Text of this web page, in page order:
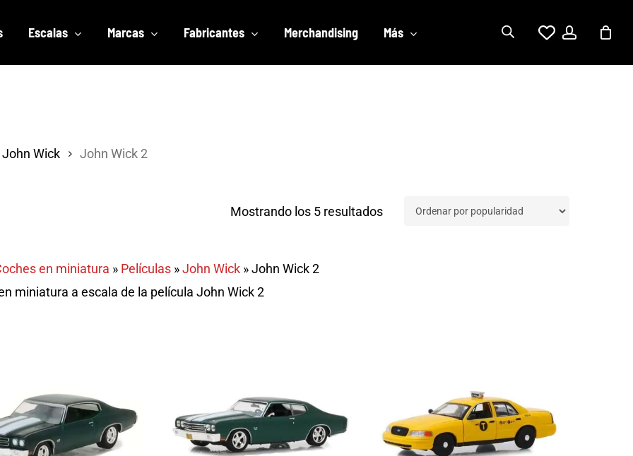
Escalas Marcas Fabricantes Merchandising Más account
John Wick John Wick 2
Mostrando los 5 resultadosOrdenado
en miniatura » Películas »John Wick »John Wick 2
miniatura a escala de la película John Wick 2